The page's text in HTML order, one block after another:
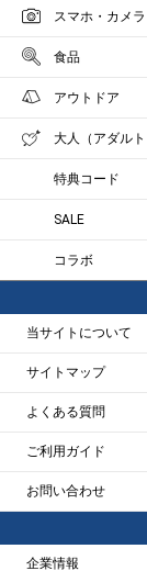
スマホ・カメラ
食品
アウトドア
大人（アダルト
特典コード
SALE
コラボ
当サイトについて
サイトマップ
よくある質問
ご利用ガイド
お問い合わせ
企業情報